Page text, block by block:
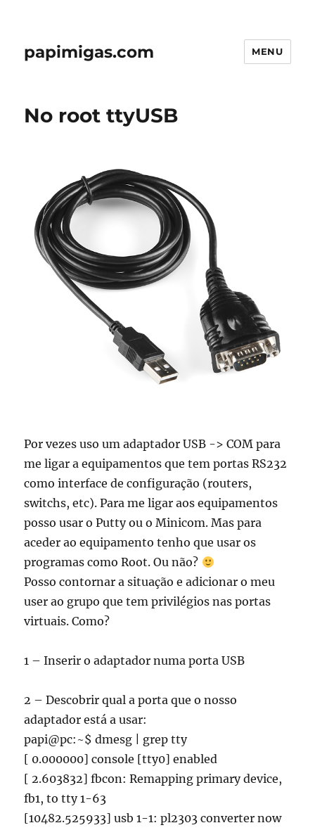
papimigas.com MENU
No root ttyUSB
Por vezes uso um adaptador USB -> COM para
me ligar a equipamentos que tem portas RS232
como interface de configuração (routers,
switchs, etc). Para me ligar aos equipamentos
posso usar o Putty ou o Minicom. Mas para
aceder ao equipamento tenho que usar os
programas como Root. Ou não?
Posso contornar a situação e adicionar o meu
user ao grupo que tem privilégios nas portas
virtuais. Como?
1 – Inserir o adaptador numa porta USB
2 – Descobrir qual a porta que o nosso
adaptador está a usar:
papi@pc:~$ dmesg | grep tty
[ 0.000000] console [tty0] enabled
[ 2.603832] fbcon: Remapping primary device,
fb1, to tty 1-63
[10482.525933] usb 1-1: pl2303 converter now